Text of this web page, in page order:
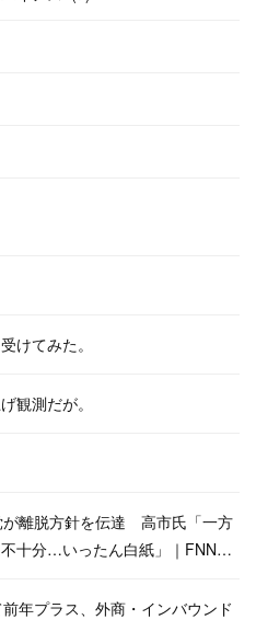
けてみた。
観測だが。
が離脱方針を伝達 高市氏「一方
十分…いったん白紙」｜FNN…
年プラス、外商・インバウンド